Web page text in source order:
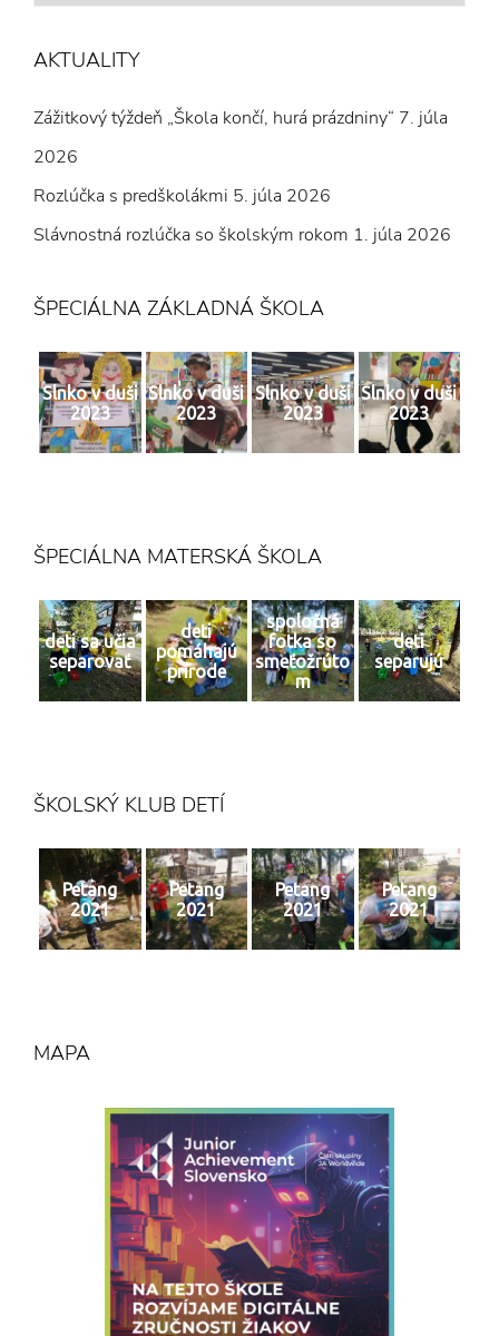
AKTUALITY
Zážitkový týždeň „Škola končí, hurá prázdniny“ 7. júla
2026
Rozlúčka s predškolákmi 5. júla 2026
Slávnostná rozlúčka so školským rokom 1. júla 2026
ŠPECIÁLNA ZÁKLADNÁ ŠKOLA
Slnko v duši
2023
Slnko v duši
2023
Slnko v duši
2023
Slnko v duši
2023
ŠPECIÁLNA MATERSKÁ ŠKOLA
deti sa učia
separovať
deti
pomáhajú
prírode
spoločná
fotka so
smeťožrúto
m
deti
separujú
ŠKOLSKÝ KLUB DETÍ
Petang
2021
Petang
2021
Petang
2021
Petang
2021
MAPA